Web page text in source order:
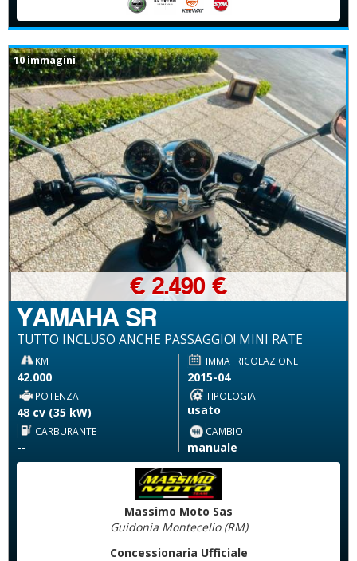
10 immagini
YAMAHA SR
TUTTO INCLUSO ANCHE PASSAGGIO! MINI RATE
€ 2.490 €
KM
42.000
IMMATRICOLAZIONE
2015-04
POTENZA
48 cv (35 kW)
TIPOLOGIA
usato
CARBURANTE
--
CAMBIO
manuale
Massimo Moto Sas
Guidonia Montecelio (RM)
Concessionaria Ufficiale